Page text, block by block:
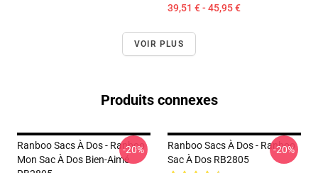
39,51 € - 45,95 €
VOIR PLUS
Produits connexes
Ranboo Sacs À Dos - Ranboo
Mon Sac À Dos Bien-Aimé
-20%
Ranboo Sacs À Dos - Ranboo
Sac À Dos RB2805
-20%